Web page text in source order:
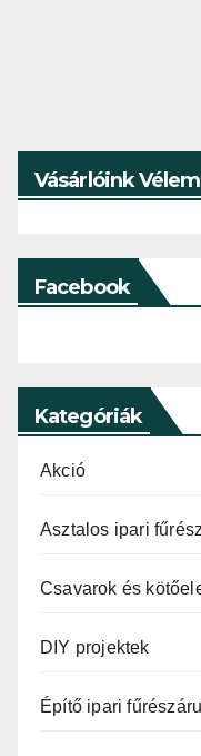
Vásárlóink
Facebook
Kategóriák
Akció
Asztalos ipari
Csavarok és
DIY projektek
Építő ipari fűrészáru